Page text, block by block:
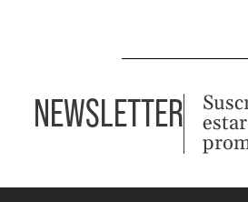
NEWSLETTER